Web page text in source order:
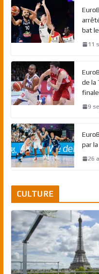
bat
11
de la
finale
9
par
26
CULTURE